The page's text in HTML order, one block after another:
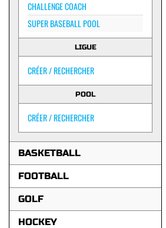
CHALLENGE COACH
SUPER BASEBALL POOL
LIGUE
CRÉER / RECHERCHER
POOL
CRÉER / RECHERCHER
BASKETBALL
FOOTBALL
GOLF
HOCKEY